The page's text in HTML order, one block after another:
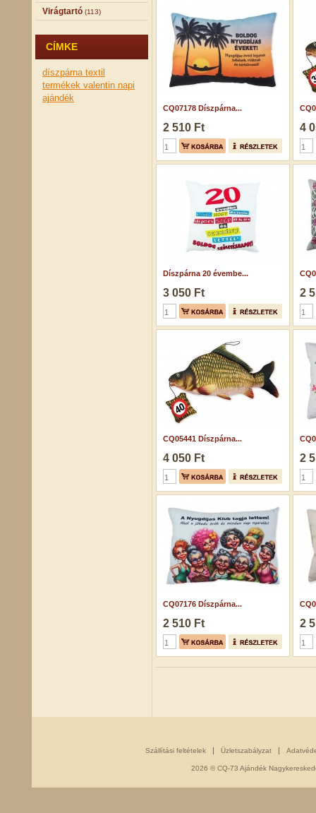
Virágtartó (113)
CÍMKE
díszpárna textil
termékek valentin napi
ajándék
CQ07178 Díszpárna...
2 510 Ft 4
Díszpárna 20 évembe...
3 050 Ft 2
CQ05441 Díszpárna...
4 050 Ft 2
CQ07176 Díszpárna...
2 510 Ft 2
Szállítási feltételek Üzletszabályzat
2026 © CQ-73 Ajándék